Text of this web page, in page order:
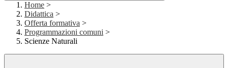
Home >
Didattica >
Offerta formativa >
Programmazioni comuni >
Scienze Naturali